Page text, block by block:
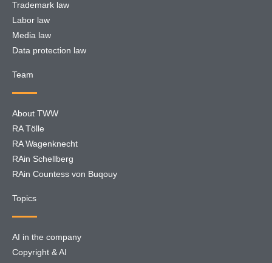
Trademark law
Labor law
Media law
Data protection law
Team
About TWW
RA Tölle
RA Wagenknecht
RAin Schellberg
RAin Countess von Buqouy
Topics
AI in the company
Copyright & AI